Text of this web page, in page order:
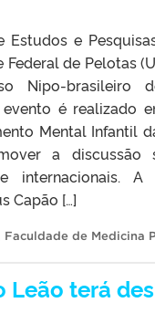
Estudos e
Federal de Pelotas
Nipo-brasileiro
evento é realizado
Mental Infantil
a discussão
internacionais.
Capão […]
Faculdade de Medicina
Leão terá